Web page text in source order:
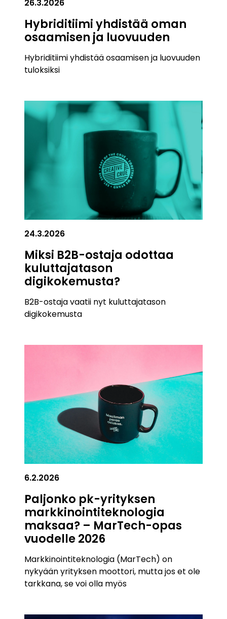
26.3.2026
Hybriditiimi yhdistää oman
osaamisen ja luovuuden
Hybriditiimi yhdistää osaamisen ja luovuuden
tuloksiksi
24.3.2026
Miksi B2B-ostaja odottaa
kuluttajatason
digikokemusta?
B2B-ostaja vaatii nyt kuluttajatason
digikokemusta
6.2.2026
Paljonko pk-yrityksen
markkinointiteknologia
maksaa? – MarTech-opas
vuodelle 2026
Markkinointiteknologia (MarTech) on
nykyään yrityksen moottori, mutta jos et ole
tarkkana, se voi olla myös